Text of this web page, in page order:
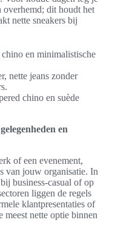
overhemd; dit houdt het
nette sneakers bij
en minimalistische
nette jeans zonder
chino en suède
en
of een evenement,
van jouw organisatie. In
business-casual of op
liggen de regels
klantpresentaties of
meest nette optie binnen